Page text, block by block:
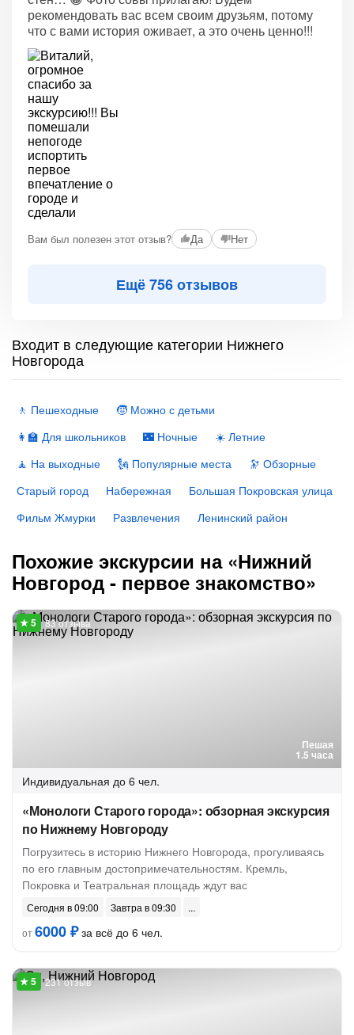
рекомендовать вас всем своим друзьям, потому
что с вами история оживает, а это очень ценно!!!
Вам был полезен этот отзыв? Да Нет
Ещё 756 отзывов
Входит в следующие категории Нижнего
Новгорода
🚶 Пешеходные
🧒 Можно с детьми
👩‍🏫 Для школьников
🌃 Ночные
☀️ Летние
🧘 На выходные
🗽 Популярные места
🔭 Обзорные
Старый город
Набережная
Большая Покровская улица
Фильм Жмурки
Развлечения Ленинский район
Похожие экскурсии на «Нижний
Новгород - первое знакомство»
Пешая
1.5 часа
83 отзыва
Индивидуальная до 6 чел.
«Монологи Старого города»: обзорная экскурсия
по Нижнему Новгороду
Погрузитесь в историю Нижнего Новгорода, прогуливаясь
по его главным достопримечательностям. Кремль,
Покровка и Театральная площадь ждут вас
Сегодня в 09:00
Завтра в 09:30
от6000 ₽за всё до 6 чел.
231 отзыв